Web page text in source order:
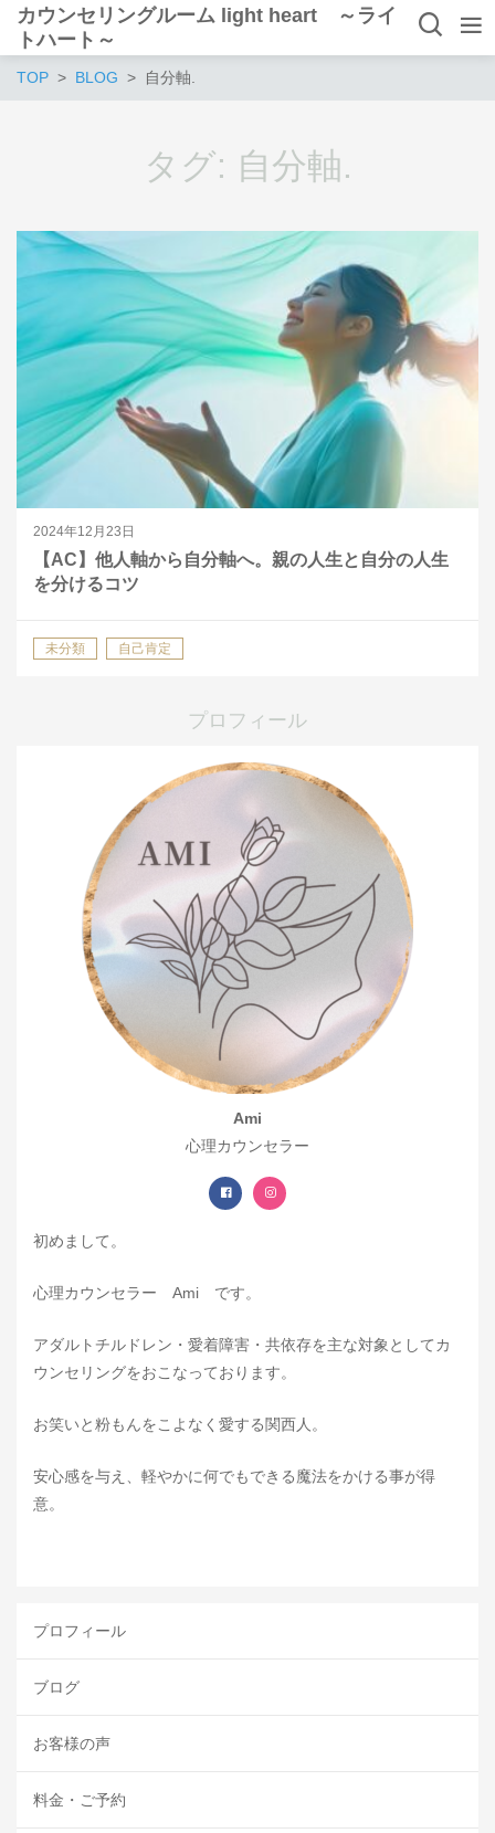
カウンセリングルーム light heart ～ライ
トハート～
TOP BLOG 自分軸.
タグ: 自分軸.
2024年12月23日
【AC】他人軸から自分軸へ。親の人生と自分の人生
を分けるコツ
未分類 自己肯定
プロフィール
Ami
心理カウンセラー
初めまして。
心理カウンセラー Ami です。
アダルトチルドレン・愛着障害・共依存を主な対象としてカ
ウンセリングをおこなっております。
お笑いと粉もんをこよなく愛する関西人。
安心感を与え、軽やかに何でもできる魔法をかける事が得
意。
プロフィール
ブログ
お客様の声
料金・ご予約